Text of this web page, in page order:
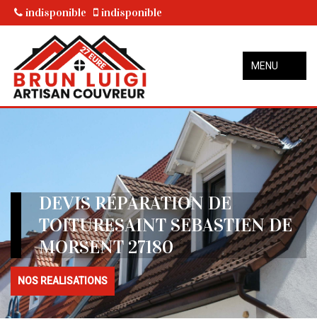
indisponible indisponible
MENU
DEVIS RÉPARATION DE
TOITURESAINT SEBASTIEN DE
MORSENT 27180
NOS REALISATIONS